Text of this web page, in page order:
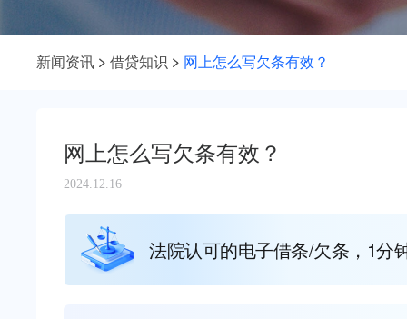
新闻资讯 借贷知识 网上怎么写欠条有效？
网上怎么写欠条有效？
2024.12.16
法院认可的电子借条/欠条，1分